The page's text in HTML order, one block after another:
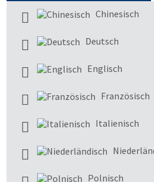
Chinesisch
Deutsch
Englisch
Französisch
Italienisch
Polnisch